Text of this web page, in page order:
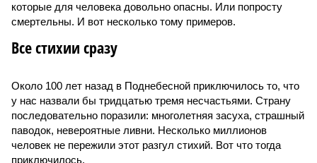
которые для человека довольно опасны. Или попросту
смертельны. И вот несколько тому примеров.
Все стихии сразу
Около 100 лет назад в Поднебесной приключилось то, что
у нас назвали бы тридцатью тремя несчастьями. Страну
последовательно поразили: многолетняя засуха, страшный
паводок, невероятные ливни. Несколько миллионов
человек не пережили этот разгул стихий. Вот что тогда
приключилось.